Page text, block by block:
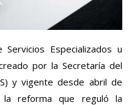
Especializados u
por la Secretaría del
y vigente desde abril de
reforma que reguló la